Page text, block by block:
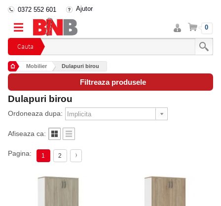
Cauta
0372 552 601 Ajutor
Intra
in
cont
Cos 0
Mobilier Dulapuri birou
Filtreaza produsele
Dulapuri birou
Ordoneaza dupa:
Afiseaza ca:
Pagina: 1 2